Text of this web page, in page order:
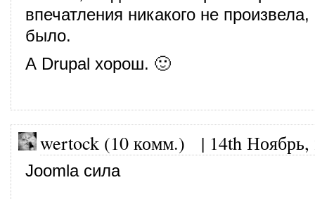
впечатления никакого не
было.
А Drupal хорош. 🙂
wertock (10 комм.) | 14th Ноябрь,
Joomla сила